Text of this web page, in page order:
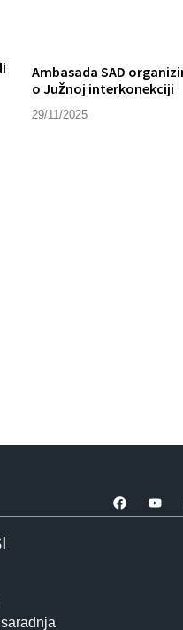
Ambasada SAD
o Južnoj interkonekciji
29/11/2025